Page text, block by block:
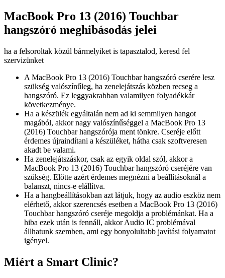
MacBook Pro 13 (2016) Touchbar
hangszóró meghibásodás jelei
ha a felsoroltak közül bármelyiket is tapasztalod, keresd fel
szervizünket
A MacBook Pro 13 (2016) Touchbar hangszóró cserére lesz
szükség valószínűleg, ha zenelejátszás közben recseg a
hangszóró. Ez leggyakrabban valamilyen folyadékkár
következménye.
Ha a készülék egyáltalán nem ad ki semmilyen hangot
magából, akkor nagy valószínűséggel a MacBook Pro 13
(2016) Touchbar hangszórója ment tönkre. Cseréje előtt
érdemes újraindítani a készüléket, hátha csak szoftveresen
akadt be valami.
Ha zenelejátszáskor, csak az egyik oldal szól, akkor a
MacBook Pro 13 (2016) Touchbar hangszóró cseréjére van
szükség. Előtte azért érdemes megnézni a beállításoknál a
balanszt, nincs-e elállítva.
Ha a hangbeállításokban azt látjuk, hogy az audio eszköz nem
elérhető, akkor szerencsés esetben a MacBook Pro 13 (2016)
Touchbar hangszóró cseréje megoldja a problémánkat. Ha a
hiba ezek után is fennáll, akkor Audio IC problémával
állhatunk szemben, ami egy bonyolultabb javítási folyamatot
igényel.
Miért a Smart Clinic?